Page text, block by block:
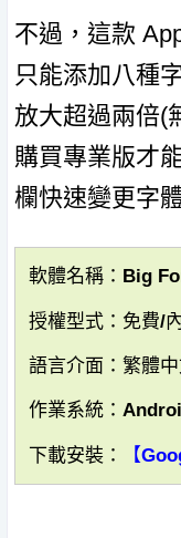
不過，這款
只能添加八種
放大超過兩倍(
購買專業版才
欄快速變更字
軟體名稱：Big
授權型式：免費/
語言介面：繁體
作業系統：
下載安裝： 【